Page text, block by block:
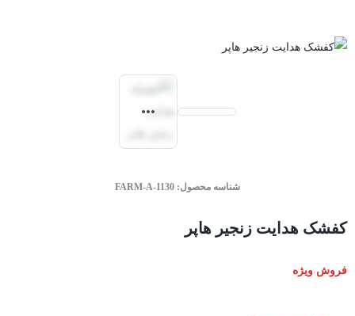
شناسه محصول: FARM-A-1130
کفشک هدایت زنجیر هاپر
فروش ویژه